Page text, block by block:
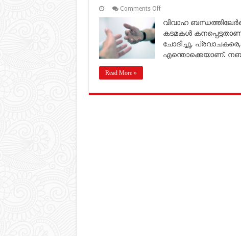
Comments Offon
ഭാര്യമാരോടുള്ള
ചുരുക്കി
വിവരിക്കുക?
വിവാഹ
കടമകള്‍
ചോദിച്ചു,
എന്തൊക്കെയാണ്.
Read More »